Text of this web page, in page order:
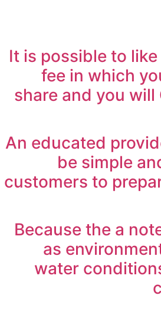
It is possible to
fee in which
share and you will
An educated
be simple
customers to
Because the a
as
water